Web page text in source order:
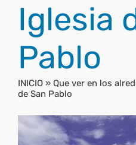
Iglesia
Pablo
INICIO » Que ver en los
de San Pablo